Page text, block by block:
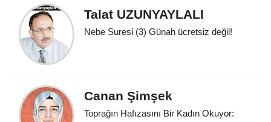
Talat UZUNYAYLALI
Nebe Suresi (3) Günah ücretsiz değil!
Canan Şimşek
Toprağın Hafızasını Bir Kadın Okuyor: